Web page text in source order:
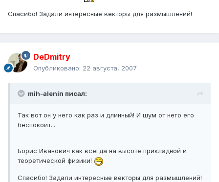
Спасибо! Задали интересные векторы для размышлений!
DeDmitry
Опубликовано: 22 августа, 2007
mih-alenin писал:
Так вот он у него как раз и длинный! И шум от него его
беспокоит...
Борис Иванович как всегда на высоте прикладной и
теоретической физики!
Спасибо! Задали интересные векторы для размышлений!